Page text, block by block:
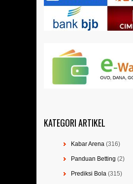
KATEGORI ARTIKEL
Kabar Arena (316)
Panduan Betting (2)
Prediksi Bola (315)